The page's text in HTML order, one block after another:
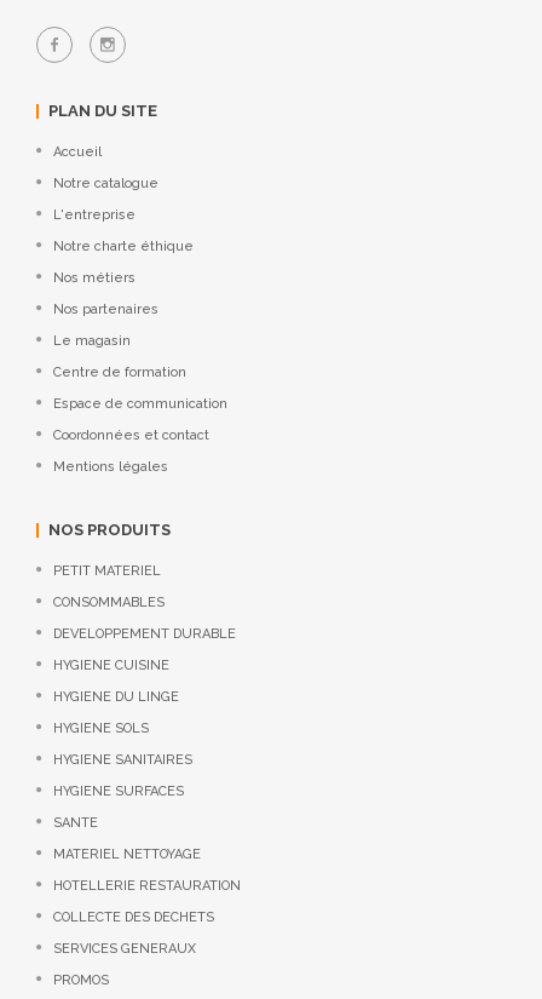
PLAN DU SITE
Accueil
Notre catalogue
L'entreprise
Notre charte éthique
Nos métiers
Nos partenaires
Le magasin
Centre de formation
Espace de communication
Coordonnées et contact
Mentions légales
NOS PRODUITS
PETIT MATERIEL
CONSOMMABLES
DEVELOPPEMENT DURABLE
HYGIENE CUISINE
HYGIENE DU LINGE
HYGIENE SOLS
HYGIENE SANITAIRES
HYGIENE SURFACES
SANTE
MATERIEL NETTOYAGE
HOTELLERIE RESTAURATION
COLLECTE DES DECHETS
SERVICES GENERAUX
PROMOS